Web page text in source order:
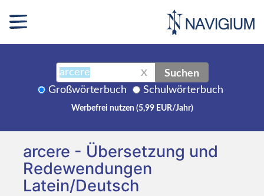
X Suchen
Großwörterbuch Schulwörterbuch
Werbefrei nutzen (5,99 EUR/Jahr)
arcere - Übersetzung und
Redewendungen
Latein/Deutsch